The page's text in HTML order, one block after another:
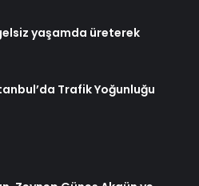
yaşamda üreterek
Trafik Yoğunluğu